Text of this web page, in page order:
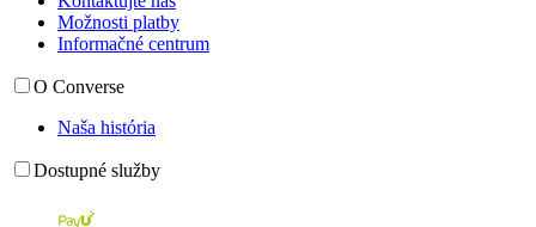
Možnosti platby
Informačné centrum
O Converse
Naša história
Dostupné služby